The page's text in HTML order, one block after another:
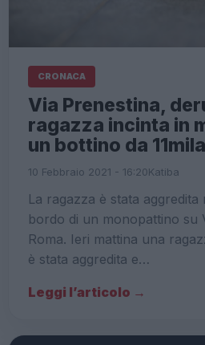
CRONACA
Via Prenestina,
ragazza incinta in
un bottino da
10 Febbraio 2021 - 16:20Katiba
La ragazza è stata
bordo di un monopattino su
Roma. Ieri mattina una
è stata aggredita e…
Leggi l’articolo →